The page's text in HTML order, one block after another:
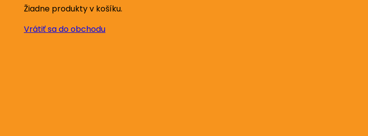
Žiadne produkty v košíku.
Vrátiť sa do obchodu